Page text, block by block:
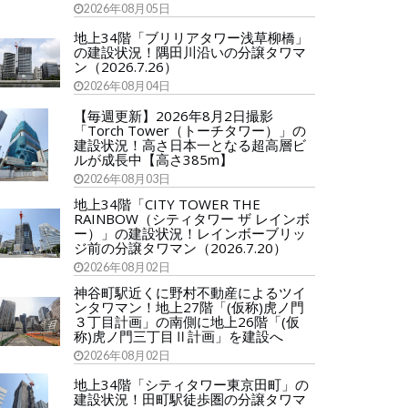
2026年08月05日
地上34階「ブリリアタワー浅草柳橋」
の建設状況！隅田川沿いの分譲タワマ
ン（2026.7.26）
2026年08月04日
【毎週更新】2026年8月2日撮影
「Torch Tower（トーチタワー）」の
建設状況！高さ日本一となる超高層ビ
ルが成長中【高さ385m】
2026年08月03日
地上34階「CITY TOWER THE
RAINBOW（シティタワー ザ レインボ
ー）」の建設状況！レインボーブリッ
ジ前の分譲タワマン（2026.7.20）
2026年08月02日
神谷町駅近くに野村不動産によるツイ
ンタワマン！地上27階「(仮称)虎ノ門
３丁目計画」の南側に地上26階「(仮
称)虎ノ門三丁目Ⅱ計画」を建設へ
2026年08月02日
地上34階「シティタワー東京田町」の
建設状況！田町駅徒歩圏の分譲タワマ